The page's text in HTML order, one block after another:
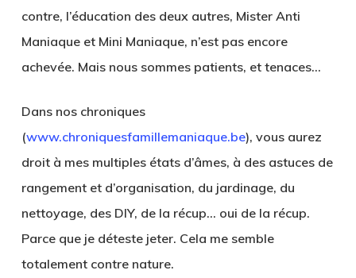
contre, l’éducation des deux autres, Mister Anti
Maniaque et Mini Maniaque, n’est pas encore
achevée. Mais nous sommes patients, et tenaces…
Dans nos chroniques
(www.chroniquesfamillemaniaque.be), vous aurez
droit à mes multiples états d’âmes, à des astuces de
rangement et d’organisation, du jardinage, du
nettoyage, des DIY, de la récup... oui de la récup.
Parce que je déteste jeter. Cela me semble
totalement contre nature.